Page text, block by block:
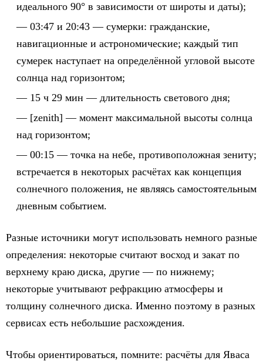
идеального 90° в зависимости от широты и даты);
03:47 и 20:43 — сумерки: гражданские,
навигационные и астрономические; каждый тип
сумерек наступает на определённой угловой высоте
солнца над горизонтом;
15 ч 29 мин — длительность светового дня;
[zenith] — момент максимальной высоты солнца
над горизонтом;
00:15 — точка на небе, противоположная зениту;
встречается в некоторых расчётах как концепция
солнечного положения, не являясь самостоятельным
дневным событием.
Разные источники могут использовать немного разные
определения: некоторые считают восход и закат по
верхнему краю диска, другие — по нижнему;
некоторые учитывают рефракцию атмосферы и
толщину солнечного диска. Именно поэтому в разных
сервисах есть небольшие расхождения.
Чтобы ориентироваться, помните: расчёты для Яваса